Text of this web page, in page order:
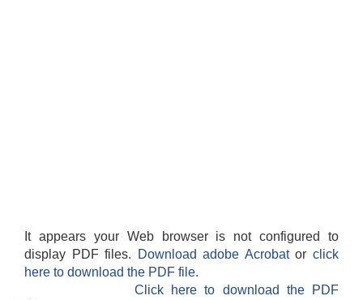
It appears your Web browser is not configured to
display PDF files.
Download adobe Acrobatorclick
here to download the PDF file.
Click here to download the PDF